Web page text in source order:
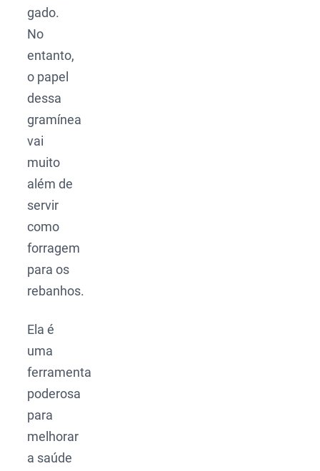
gado.
No
entanto,
o papel
dessa
gramínea
vai
muito
além de
servir
como
forragem
para os
rebanhos.
Ela é
uma
ferramenta
poderosa
para
melhorar
a saúde